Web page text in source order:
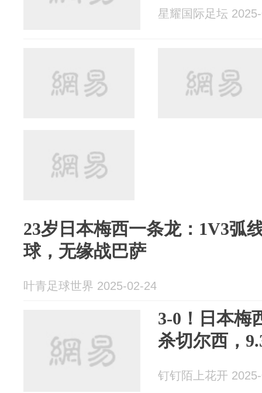
星耀国际足坛
23岁日本梅西一条龙：1V3弧
球，无缘战巴萨
叶青足球世界 2025-02-24
3-0！日本梅
杀切尔西，
钉钉陌上花开